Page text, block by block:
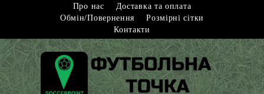
Про нас
Доставка та оплата
Обмін/Повернення
Розмірні сітки
Контакти